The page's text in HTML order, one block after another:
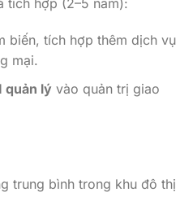
biến, tích hợp thêm dịch vụ
mại.
quản lývào quản trị giao
trung bình trong khu đô thị